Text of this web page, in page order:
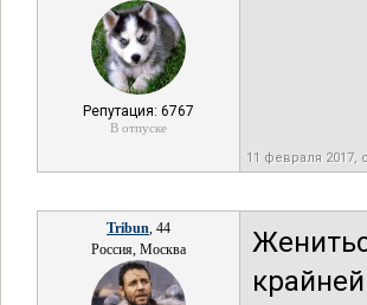
Репутация: 6767
В отпуске
11 февраля 2017,
Tribun, 44
Россия, Москва